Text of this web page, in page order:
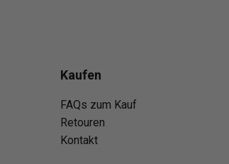
Kaufen
FAQs zum Kauf
Retouren
Kontakt